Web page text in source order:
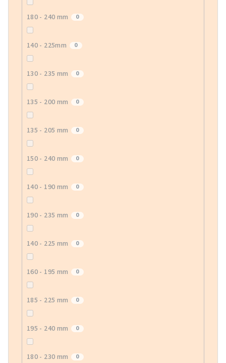
180 - 240 mm 0
140 - 225mm 0
130 - 235 mm 0
135 - 200 mm 0
135 - 205 mm 0
150 - 240 mm 0
140 - 190 mm 0
190 - 235 mm 0
140 - 225 mm 0
160 - 195 mm 0
185 - 225 mm 0
195 - 240 mm 0
180 - 230 mm 0